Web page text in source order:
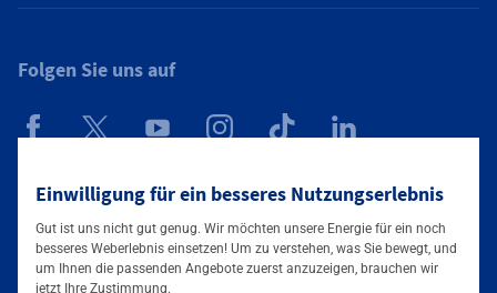
Einwilligung für ein besseres Nutzungserlebnis
Gut ist uns nicht gut genug. Wir möchten unsere Energie für ein noch
besseres Weberlebnis einsetzen! Um zu verstehen, was Sie bewegt, und
um Ihnen die passenden Angebote zuerst anzuzeigen, brauchen wir
jetzt Ihre Zustimmung.
Folgen Sie uns auf
Mainova App